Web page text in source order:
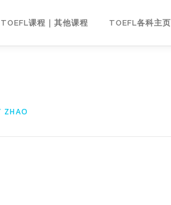
TOEFL课程｜其他课程 TOEFL各科主页
ZHAO